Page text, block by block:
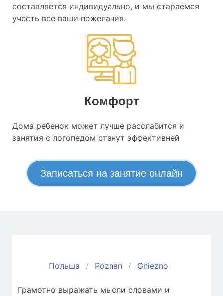
составляется индивидуально, и мы стараемся
учесть все ваши пожелания.
Комфорт
Дома ребенок может лучше расслабится и
занятия с логопедом станут эффективней
Записаться на занятие онлайн
Польша Poznan Gniezno
Грамотно выражать мысли словами и